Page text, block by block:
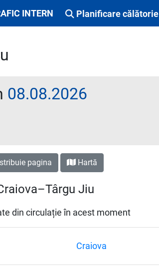
INTERN Planificare călătorie
08.08.2026
pagina Hartă
Jiu
din circulație în acest moment
Craiova